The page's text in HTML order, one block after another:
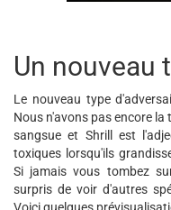
Un nouveau
Le nouveau type
Nous n'avons pas encore
sangsue et Shrill est
toxiques lorsqu'ils
Si jamais vous tombez
surpris de voir d'autres